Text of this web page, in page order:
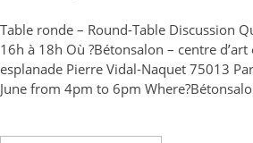
Table ronde – Round-Table Discussion
16h à 18h Où ?Bétonsalon – centre
esplanade Pierre Vidal-Naquet 75013
June from 4pm to 6pm